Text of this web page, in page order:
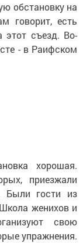
обстановку на
говорит, есть
этот съезд. Во-
- в Раифском
хорошая.
приезжали
Были гости из
женихов и
свою
упражнения.